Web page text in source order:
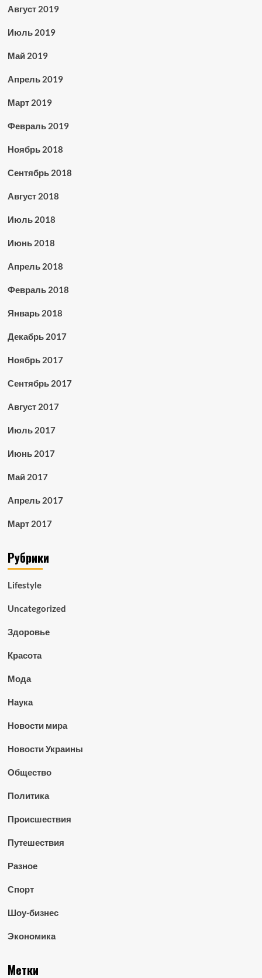
Август 2019
Июль 2019
Май 2019
Апрель 2019
Март 2019
Февраль 2019
Ноябрь 2018
Сентябрь 2018
Август 2018
Июль 2018
Июнь 2018
Апрель 2018
Февраль 2018
Январь 2018
Декабрь 2017
Ноябрь 2017
Сентябрь 2017
Август 2017
Июль 2017
Июнь 2017
Май 2017
Апрель 2017
Март 2017
Рубрики
Lifestyle
Uncategorized
Здоровье
Красота
Мода
Наука
Новости мира
Новости Украины
Общество
Политика
Происшествия
Путешествия
Разное
Спорт
Шоу-бизнес
Экономика
Метки